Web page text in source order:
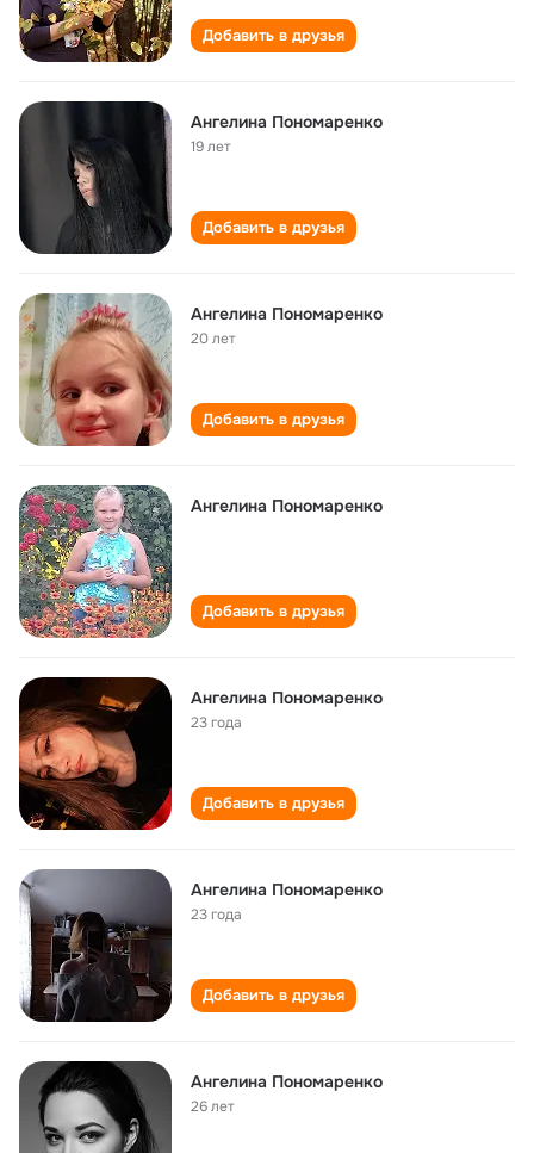
Добавить в друзья
Ангелина Пономаренко
19 лет
Добавить в друзья
Ангелина Пономаренко
20 лет
Добавить в друзья
Ангелина Пономаренко
Добавить в друзья
Ангелина Пономаренко
23 года
Добавить в друзья
Ангелина Пономаренко
23 года
Добавить в друзья
Ангелина Пономаренко
26 лет